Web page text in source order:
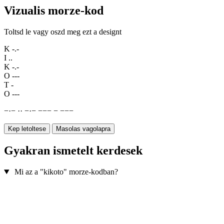
Vizualis morze-kod
Toltsd le vagy oszd meg ezt a designt
K -.-
I ..
K -.-
O ---
T -
O ---
−·− ·· −·− −−− − −−−
Kep letoltese Masolas vagolapra
Gyakran ismetelt kerdesek
Mi az a "kikoto" morze-kodban?